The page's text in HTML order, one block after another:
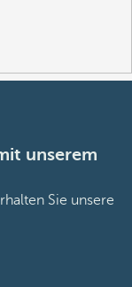
unserem
Sie unsere